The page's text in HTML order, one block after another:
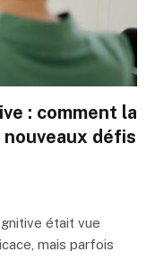
: comment la
défis
était vue
mais parfois